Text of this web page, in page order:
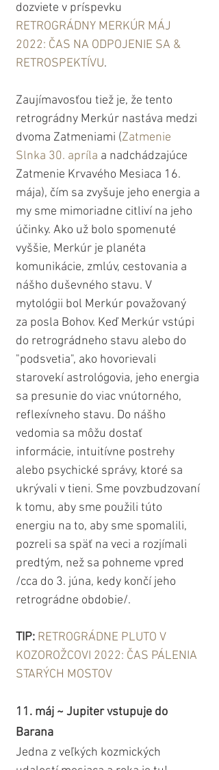
dozviete v príspevku
RETROGRÁDNY MERKÚR MÁJ
2022: ČAS NA ODPOJENIE SA &
RETROSPEKTÍVU.
Zaujímavosťou tiež je, že tento
retrográdny Merkúr nastáva medzi
dvoma Zatmeniami (Zatmenie
Slnka 30. apríla a nadchádzajúce
Zatmenie Krvavého Mesiaca 16.
mája), čím sa zvyšuje jeho energia a
my sme mimoriadne citliví na jeho
účinky. Ako už bolo spomenuté
vyššie, Merkúr je planéta
komunikácie, zmlúv, cestovania a
nášho duševného stavu. V
mytológii bol Merkúr považovaný
za posla Bohov. Keď Merkúr vstúpi
do retrográdneho stavu alebo do
"podsvetia", ako hovorievali
starovekí astrológovia, jeho energia
sa presunie do viac vnútorného, ​​
reflexívneho stavu. Do nášho
vedomia sa môžu dostať
informácie, intuitívne postrehy
alebo psychické správy, ktoré sa
ukrývali v tieni. Sme povzbudzovaní
k tomu, aby sme použili túto
energiu na to, aby sme spomalili,
pozreli sa späť na veci a rozjímali
predtým, než sa pohneme vpred
/cca do 3. júna, kedy končí jeho
retrográdne obdobie/.
TIP: RETROGRÁDNE PLUTO V
KOZOROŽCOVI 2022: ČAS PÁLENIA
STARÝCH MOSTOV
11. máj ~ Jupiter vstupuje do
Barana
Jedna z veľkých kozmických